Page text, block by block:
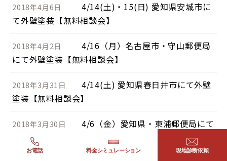
2018年4月6日
4/14(土)・15(日) 愛知県安城市に
て外壁塗装【無料相談会】
2018年4月2日
4/16（月）名古屋市・守山郵便局
にて外壁塗装【無料相談会】
2018年3月31日
4/14(土) 愛知県春日井市にて外壁
塗装【無料相談会】
2018年3月30日
4/6（金）愛知県・東浦郵便局にて
外壁塗装【無料相談会】
お電話 料金シミュレーション 現地診断依頼